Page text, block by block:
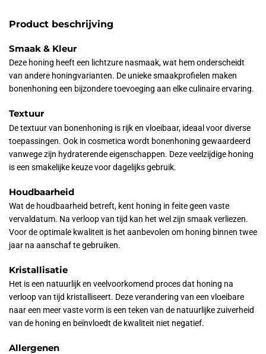
Product beschrijving
Smaak & Kleur
Deze honing heeft een lichtzure nasmaak, wat hem onderscheidt
van andere honingvarianten. De unieke smaakprofielen maken
bonenhoning een bijzondere toevoeging aan elke culinaire ervaring.
Textuur
De textuur van bonenhoning is rijk en vloeibaar, ideaal voor diverse
toepassingen. Ook in cosmetica wordt bonenhoning gewaardeerd
vanwege zijn hydraterende eigenschappen. Deze veelzijdige honing
is een smakelijke keuze voor dagelijks gebruik.
Houdbaarheid
Wat de houdbaarheid betreft, kent honing in feite geen vaste
vervaldatum. Na verloop van tijd kan het wel zijn smaak verliezen.
Voor de optimale kwaliteit is het aanbevolen om honing binnen twee
jaar na aanschaf te gebruiken.
Kristallisatie
Het is een natuurlijk en veelvoorkomend proces dat honing na
verloop van tijd kristalliseert. Deze verandering van een vloeibare
naar een meer vaste vorm is een teken van de natuurlijke zuiverheid
van de honing en beïnvloedt de kwaliteit niet negatief.
Allergenen